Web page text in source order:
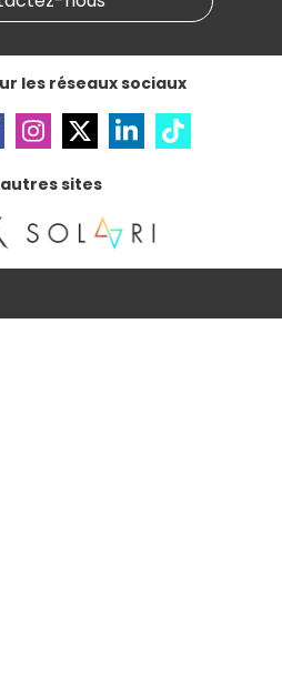
les réseaux sociaux
autres sites